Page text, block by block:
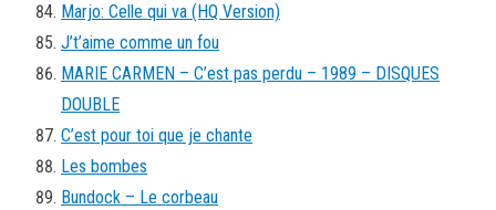
Marjo: Celle qui va (HQ Version)
J’t’aime comme un fou
MARIE CARMEN – C’est pas perdu – 1989 – DISQUES
DOUBLE
C’est pour toi que je chante
Les bombes
Bundock – Le corbeau